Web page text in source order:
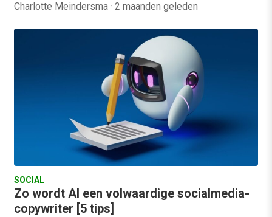
Charlotte Meindersma · 2 maanden geleden
SOCIAL
Zo wordt AI een volwaardige socialmedia-
copywriter [5 tips]